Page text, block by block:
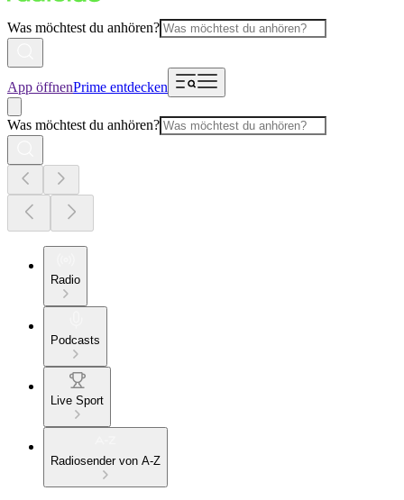
Was möchtest du anhören?
App öffnenPrime entdecken
Was möchtest du anhören?
Radio
Podcasts
Live Sport
Radiosender von A-Z